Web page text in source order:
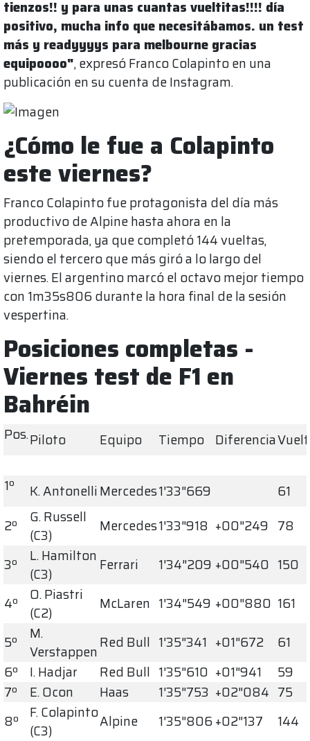
tienzos!! y para unas cuantas vueltitas!!!! día
positivo, mucha info que necesitábamos. un test
más y readyyyys para melbourne gracias
equipoooo", expresó Franco Colapinto en una
publicación en su cuenta de Instagram.
¿Cómo le fue a Colapinto
este viernes?
Franco Colapinto fue protagonista del día más
productivo de Alpine hasta ahora en la
pretemporada, ya que completó 144 vueltas,
siendo el tercero que más giró a lo largo del
viernes. El argentino marcó el octavo mejor tiempo
con 1m35s806 durante la hora final de la sesión
vespertina.
Posiciones completas -
Viernes test de F1 en
Bahréin
Pos.Piloto Equipo Tiempo Diferencia
1º K. AntonelliMercedes1'33"669
61
2º
G. Russell
(C3)
Mercedes1'33"918 +00"249 78
3º
L. Hamilton
(C3)
Ferrari 1'34"209 +00"540 150
4º
O. Piastri
(C2)
McLaren 1'34"549 +00"880 161
5º
M.
VerstappenRed Bull 1'35"341 +01"672
61
6º
I. Hadjar Red Bull 1'35"610 +01"941
59
7º
E. Ocon Haas 1'35"753 +02"084 75
8º
F. Colapinto
(C3)
Alpine 1'35"806+02"137 144